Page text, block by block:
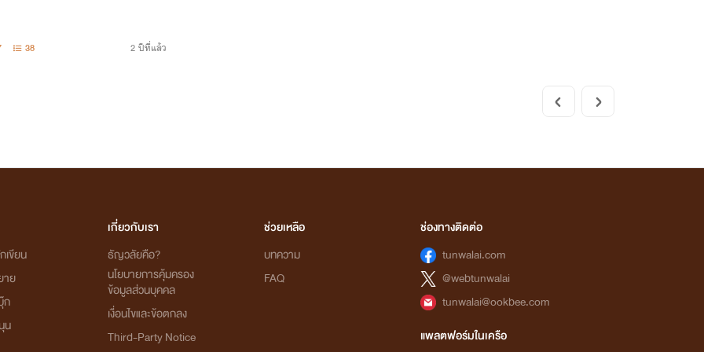
38 2 ปีที่แล้ว
เขียน
าย
ก
น
เกี่ยวกับเรา
ธัญวลัยคือ?
นโยบายการคุ้มครอง
ข้อมูลส่วนบุคคล
เงื่อนไขและข้อตกลง
Third-Party Notice
ช่วยเหลือ
บทความ
FAQ
ช่องทางติดต่อ
tunwalai.com
@webtunwalai
tunwalai@ookbee.com
แพลตฟอร์มในเครือ